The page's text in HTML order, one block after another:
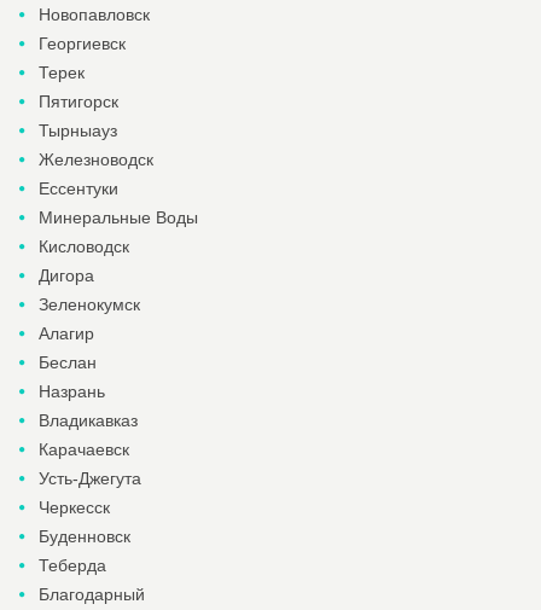
Новопавловск
Георгиевск
Терек
Пятигорск
Тырныауз
Железноводск
Ессентуки
Минеральные Воды
Кисловодск
Дигора
Зеленокумск
Алагир
Беслан
Назрань
Владикавказ
Карачаевск
Усть-Джегута
Черкесск
Буденновск
Теберда
Благодарный